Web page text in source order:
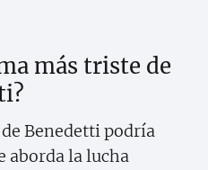
más triste de
Benedetti podría
aborda la lucha